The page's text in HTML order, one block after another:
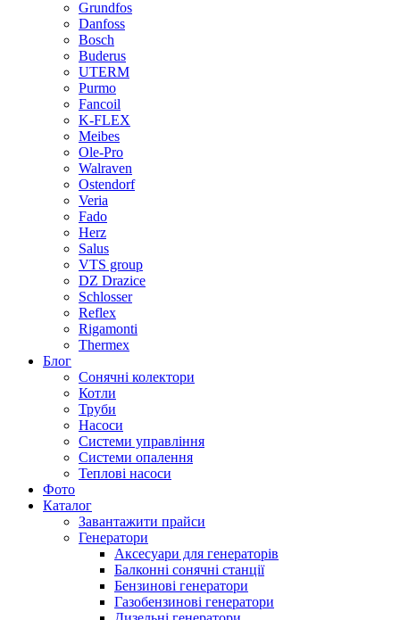
Grundfos
Danfoss
Bosch
Buderus
UTERM
Purmo
Fancoil
K-FLEX
Meibes
Ole-Pro
Walraven
Ostendorf
Veria
Fado
Herz
Salus
VTS group
DZ Drazice
Schlosser
Reflex
Rigamonti
Thermex
Блог
Сонячні колектори
Котли
Труби
Насоси
Системи управління
Системи опалення
Теплові насоси
Фото
Каталог
Завантажити прайси
Генератори
Аксесуари для генераторів
Балконні сонячні станції
Бензинові генератори
Газобензинові генератори